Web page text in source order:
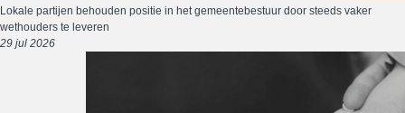
Lokale partijen behouden positie in het gemeentebestuur door steeds vaker
wethouders te leveren
29 jul 2026